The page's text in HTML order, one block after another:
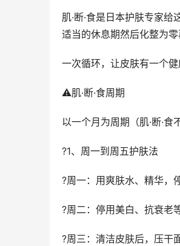
肌·断·食是日本护肤专家
适当的休息期然后化整为
一次循环，让皮肤有一个
⚠️肌·断·食周期
以一个月为周期（肌·断·食
?1、周一到周五护肤法
?周一：用爽肤水、精华，
?周二：停用美白、抗衰老
?周三：清洁皮肤后，压干